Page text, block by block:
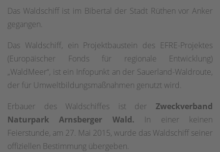
Das Waldschiff ist im Bibertal der Stadt Rüthen vor Anker
gegangen.
Das Waldschiff, ein Projektbaustein des EFRE-Projektes
(Europäischer Fonds für regionale Entwicklung)
„WaldMeer“, ist ein Infopunkt an der Sauerland-Waldroute,
der für Umweltbildungsmaßnahmen genutzt wird.
Erbauer des Waldschiffes ist der Zweckverband
Naturpark Arnsberger Wald. In einer keinen
Feierstunde, am 27. Mai 2015, wurde das Waldschiff seiner
offiziellen Bestimmung übergeben.